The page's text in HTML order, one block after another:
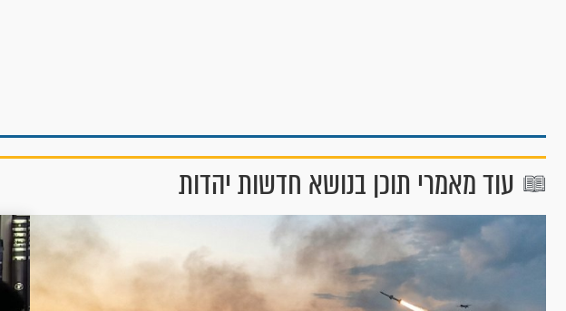
עוד מאמרי תוכן בנושא חדשות יהדות